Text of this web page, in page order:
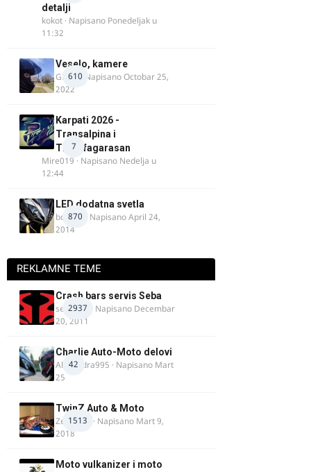
detalji
kokot · Napisano Ponedeljak u
11:32
610
Veselo, kamere
GR 46· NapisanoOctobar 25,
2022
7
Karpati 2026 -
Transalpina i
Transfagarasan
Mire019 · Napisano Nedelja u
12:44
870
LED dodatna svetla
boki.64 · NapisanoApril 24,
2014
REKLAMNE TEME
2937
Crash bars servis Seba
seba011 · Napisano Decembar
20, 2011
42
Charlie Auto-Moto delovi
Alexandra995 · Napisano Mart
25
1513
TwinZ Auto & Moto
Zeljkamp · Napisano Mart 9,
2018
Moto vulkanizer i moto